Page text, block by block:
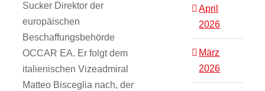
Sucker Direktor der
europäischen
Beschaffungsbehörde
OCCAR EA. Er folgt dem
italienischen Vizeadmiral
Matteo Bisceglia nach, der
April
2026
März
2026